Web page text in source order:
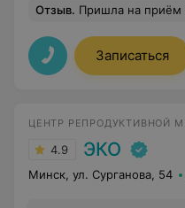
Отзыв. Пришла на приём без особых надежд, так как по
Записаться
ЦЕНТР РЕПРОДУКТИВНОЙ
4.9 ЭКО
Минск, ул. Сурганова, 54